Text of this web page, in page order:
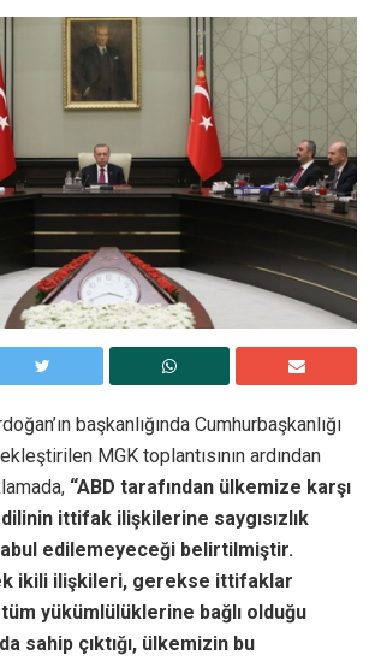
başkanlığında Cumhurbaşkanlığı
MGK toplantısının ardından
“ABD tarafından ülkemize karşı
ittifak ilişkilerine saygısızlık
edilemeyeceği belirtilmiştir.
ikili ilişkileri, gerekse ittifaklar
yükümlülüklerine bağlı olduğu
sahip çıktığı, ülkemizin bu